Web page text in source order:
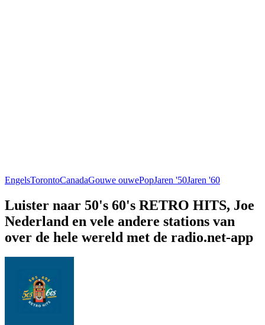
EngelsTorontoCanadaGouwe ouwePopJaren '50Jaren '60
Luister naar 50's 60's RETRO HITS, Joe
Nederland en vele andere stations van
over de hele wereld met de radio.net-app